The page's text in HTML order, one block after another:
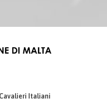
Italiani